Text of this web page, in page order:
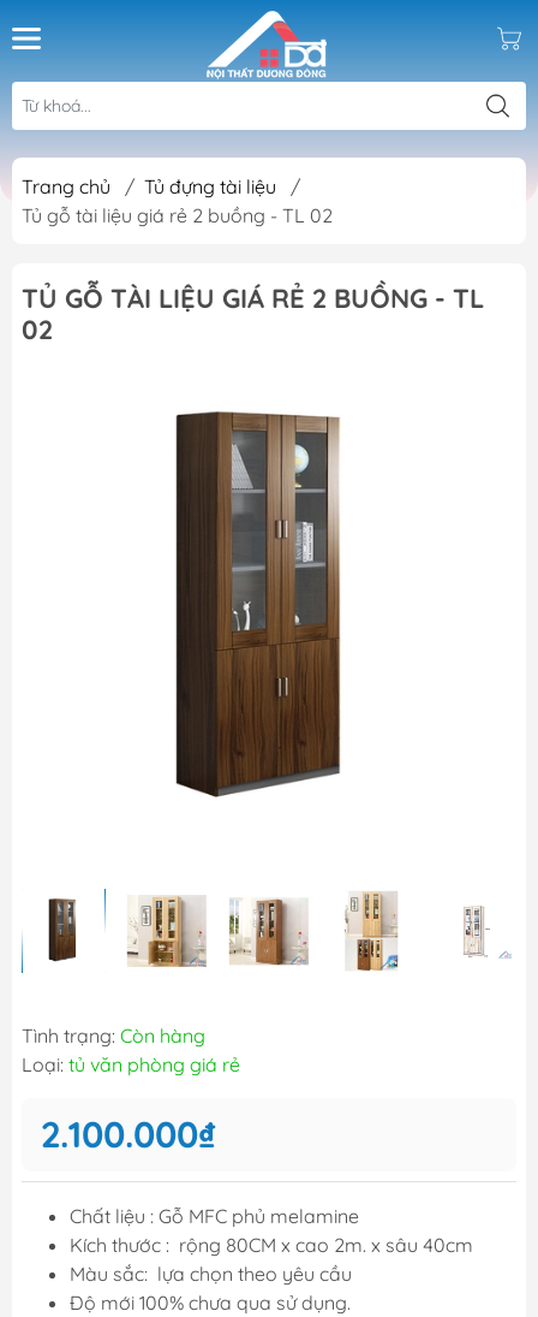
Trang chủ / Tủ đựng tài liệu
/
Tủ gỗ tài liệu giá rẻ 2 buồng - TL 02
TỦ GỖ TÀI LIỆU GIÁ RẺ 2 BUỒNG - TL
02
Tình trạng: Còn hàng
Loại: tủ văn phòng giá rẻ
2.100.000₫
Chất liệu : Gỗ MFC phủ melamine
Kích thước : rộng 80CM x cao 2m. x sâu 40cm
Màu sắc: lựa chọn theo yêu cầu
Độ mới 100% chưa qua sử dụng.